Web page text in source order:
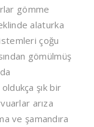
gömme
alaturka
çoğu
gömülmüş
şık bir
arıza
ve şamandıra